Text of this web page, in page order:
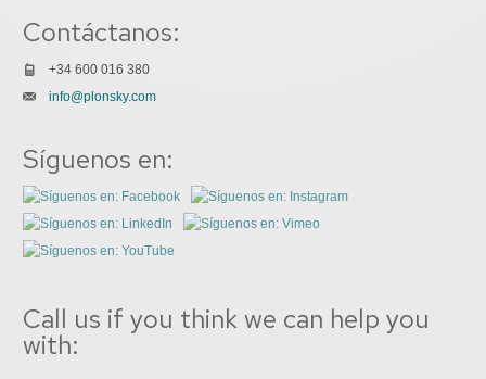
Contáctanos:
+34 600 016 380
info@plonsky.com
Síguenos en:
Call us if you think we can help you
with: